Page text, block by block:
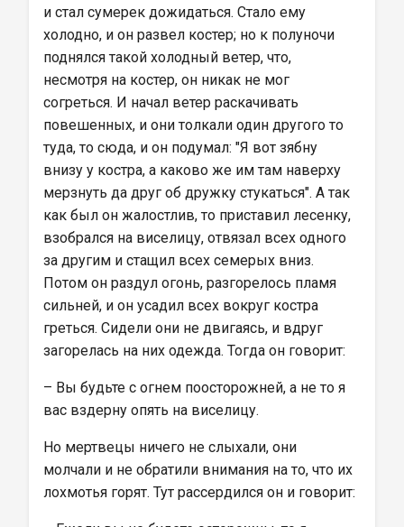
и стал сумерек дожидаться. Стало ему
холодно, и он развел костер; но к полуночи
поднялся такой холодный ветер, что,
несмотря на костер, он никак не мог
согреться. И начал ветер раскачивать
повешенных, и они толкали один другого то
туда, то сюда, и он подумал: "Я вот зябну
внизу у костра, а каково же им там наверху
мерзнуть да друг об дружку стукаться". А так
как был он жалостлив, то приставил лесенку,
взобрался на виселицу, отвязал всех одного
за другим и стащил всех семерых вниз.
Потом он раздул огонь, разгорелось пламя
сильней, и он усадил всех вокруг костра
греться. Сидели они не двигаясь, и вдруг
загорелась на них одежда. Тогда он говорит:
– Вы будьте с огнем поосторожней, а не то я
вас вздерну опять на виселицу.
Но мертвецы ничего не слыхали, они
молчали и не обратили внимания на то, что их
лохмотья горят. Тут рассердился он и говорит: